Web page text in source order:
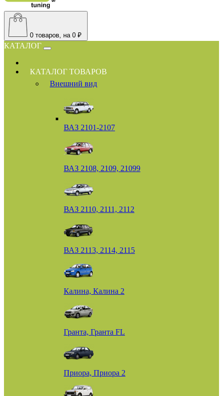
0 товаров, на 0 ₽
КАТАЛОГ
КАТАЛОГ ТОВАРОВ
Внешний вид
ВАЗ 2101-2107
ВАЗ 2108, 2109, 21099
ВАЗ 2110, 2111, 2112
ВАЗ 2113, 2114, 2115
Калина, Калина 2
Гранта, Гранта FL
Приора, Приора 2